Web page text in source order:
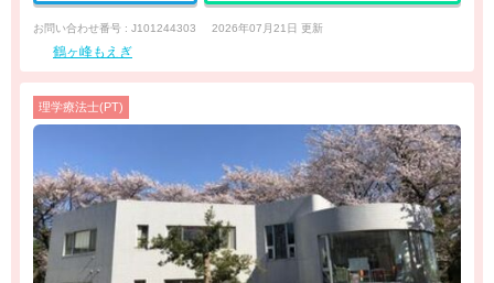
お問い合わせ番号 : J101244303 2026年07月21日 更新
鶴ヶ峰もえぎ
理学療法士(PT)